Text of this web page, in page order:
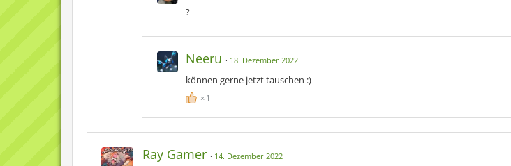
?
Neeru 18. Dezember 2022
können gerne jetzt tauschen :)
1
Ray Gamer 14. Dezember 2022